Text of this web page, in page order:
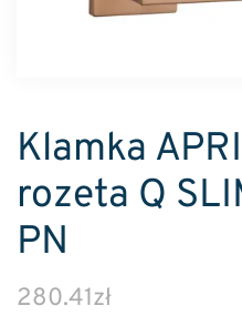
Klamka
rozeta Q
PN
280.41zł